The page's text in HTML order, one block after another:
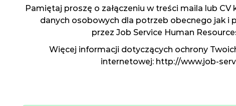
Pamiętaj proszę o załączeniu w treści maila lub
danych osobowych dla potrzeb obecnego jak i
przez Job Service Human
Więcej informacji dotyczących ochrony
internetowej: http://www.job-